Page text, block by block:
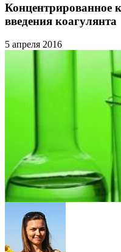
Концентрированное
введения коагулянта
5 апреля 2016